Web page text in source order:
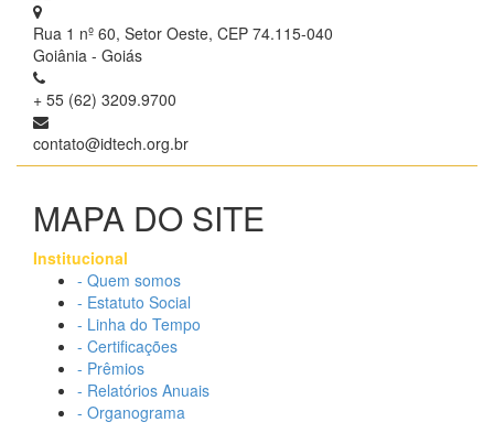
Rua 1 nº 60, Setor Oeste, CEP 74.115-040
Goiânia - Goiás
+ 55 (62) 3209.9700
contato@idtech.org.br
MAPA DO SITE
Institucional
- Quem somos
- Estatuto Social
- Linha do Tempo
- Certificações
- Prêmios
- Relatórios Anuais
- Organograma